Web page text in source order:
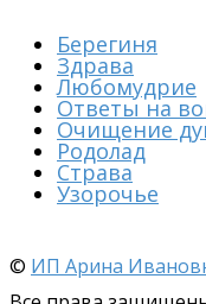
Берегиня
Здрава
Любомудрие
Ответы на
Очищение
Родолад
Страва
Узорочье
© ИП Арина